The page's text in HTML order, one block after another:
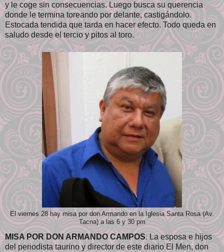
y le coge sin consecuencias. Luego busca su querencia
donde le termina toreando por delante, castigándolo.
Estocada tendida que tarda en hacer efecto. Todo queda en
saludo desde el tercio y pitos al toro.
El viernes 28 hay misa por don Armando en la Iglesia Santa Rosa (Av.
Tacna) a las 6 y 30 pm
MISA POR DON ARMANDO CAMPOS. La esposa e hijos
del periodista taurino y director de este diario El Men, don